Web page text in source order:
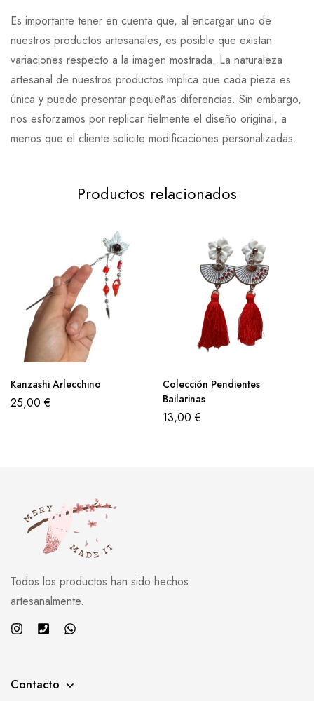
Es importante tener en cuenta que, al encargar uno de
nuestros productos artesanales, es posible que existan
variaciones respecto a la imagen mostrada. La naturaleza
artesanal de nuestros productos implica que cada pieza es
única y puede presentar pequeñas diferencias. Sin embargo,
nos esforzamos por replicar fielmente el diseño original, a
menos que el cliente solicite modificaciones personalizadas.
Productos relacionados
Kanzashi Arlecchino
25,00€
Colección Pendientes
Bailarinas
13,00€
Todos los productos han sido hechos
artesanalmente.
Contacto